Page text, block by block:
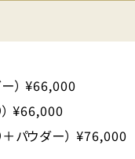
） ¥66,000
¥66,000
パウダー） ¥76,000